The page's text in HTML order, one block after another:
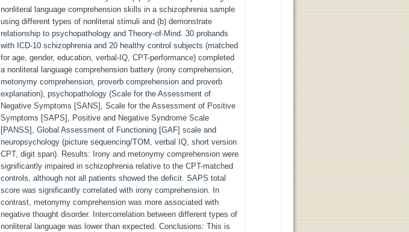
nonliteral language comprehension skills in a schizophrenia sample
using different types of nonliteral stimuli and (b) demonstrate
relationship to psychopathology and Theory-of-Mind. 30 probands
with ICD-10 schizophrenia and 20 healthy control subjects (matched
for age, gender, education, verbal-IQ, CPT-performance) completed
a nonliteral language comprehension battery (irony comprehension,
metonymy comprehension, proverb comprehension and proverb
explanation), psychopathology (Scale for the Assessment of
Negative Symptoms [SANS], Scale for the Assessment of Positive
Symptoms [SAPS], Positive and Negative Syndrome Scale
[PANSS], Global Assessment of Functioning [GAF] scale and
neuropsychology (picture sequencing/TOM, verbal IQ, short version
CPT, digit span). Results: Irony and metonymy comprehension were
significantly impaired in schizophrenia relative to the CPT-matched
controls, although not all patients showed the deficit. SAPS total
score was significantly correlated with irony comprehension. In
contrast, metonymy comprehension was more associated with
negative thought disorder. Intercorrelation between different types of
nonliteral language was lower than expected. Conclusions: This is